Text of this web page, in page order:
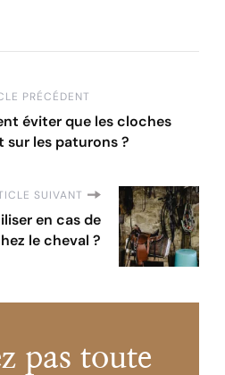
PRÉCÉDENT
éviter que les cloches
les paturons ?
SUIVANT
en cas de
le cheval ?
pas toute